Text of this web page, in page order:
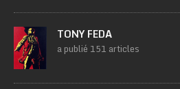
TONY FEDA
a publié 151 articles